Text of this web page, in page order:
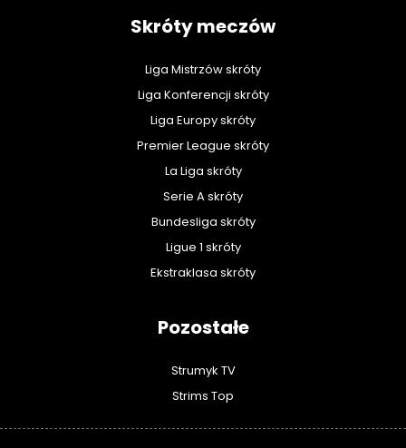
Skróty meczów
Liga Mistrzów skróty
Liga Konferencji skróty
Liga Europy skróty
Premier League skróty
La Liga skróty
Serie A skróty
Bundesliga skróty
Ligue 1 skróty
Ekstraklasa skróty
Pozostałe
Strumyk TV
Strims Top